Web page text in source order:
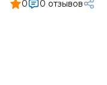
0 0 отзывов